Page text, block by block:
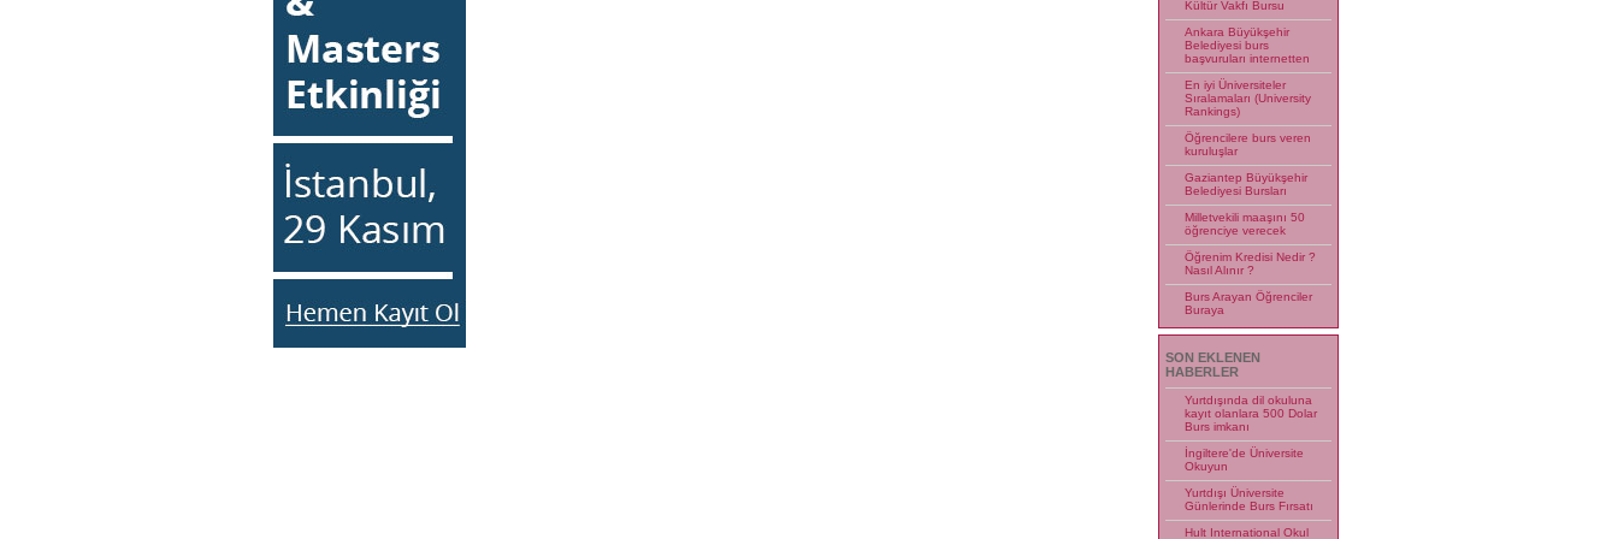
Kültür Vakfı Bursu
Ankara Büyükşehir
Belediyesi burs
başvuruları internetten
En iyi Üniversiteler
Sıralamaları (University
Rankings)
Öğrencilere burs veren
kuruluşlar
Gaziantep Büyükşehir
Belediyesi Bursları
Milletvekili maaşını 50
öğrenciye verecek
Öğrenim Kredisi Nedir ?
Nasıl Alınır ?
Burs Arayan Öğrenciler
Buraya
SON EKLENEN
HABERLER
Yurtdışında dil okuluna
kayıt olanlara 500 Dolar
Burs imkanı
İngiltere'de Üniversite
Okuyun
Yurtdışı Üniversite
Günlerinde Burs Fırsatı
Hult International Okul